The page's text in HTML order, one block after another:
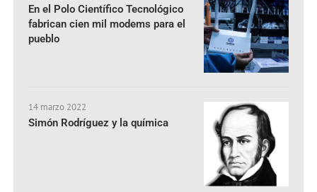
En el Polo Científico Tecnológico
fabrican cien mil modems para el
pueblo
14 marzo 2022
Simón Rodríguez y la química